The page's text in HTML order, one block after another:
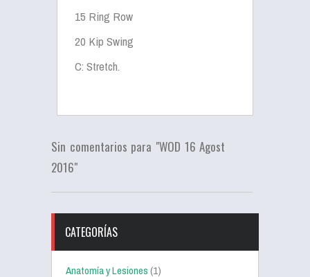
15 Ring Row
20 Kip Swing
C: Stretch.
Sin comentarios para "WOD 16 Agost
2016"
CATEGORÍAS
Anatomía y Lesiones(1)